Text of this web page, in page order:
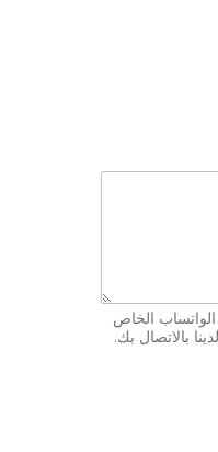
الخاص
بالاتصال بك.